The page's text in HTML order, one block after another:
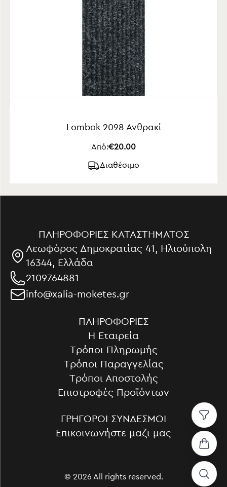
Lombok 2098 Ανθρακί
Από:€20.00
Διαθέσιμο
Φθήνουσα
ΠΛΗΡΟΦΟΡΊΕΣ ΚΑΤΑΣΤΉΜΑΤΟΣ
Λεωφόρος Δημοκρατίας 41, Ηλιούπολη
16344, Ελλάδα
2109764881
info@xalia-moketes.gr
ΠΛΗΡΟΦΟΡΊΕΣ
Η Εταιρεία
Τρόποι Πληρωμής
Τρόποι Παραγγελίας
Τρόποι Αποστολής
Επιστροφές Προϊόντων
ΓΡΉΓΟΡΟΙ ΣΎΝΔΕΣΜΟΙ
Επικοινωνήστε μαζι μας
© 2026 All rights reserved.